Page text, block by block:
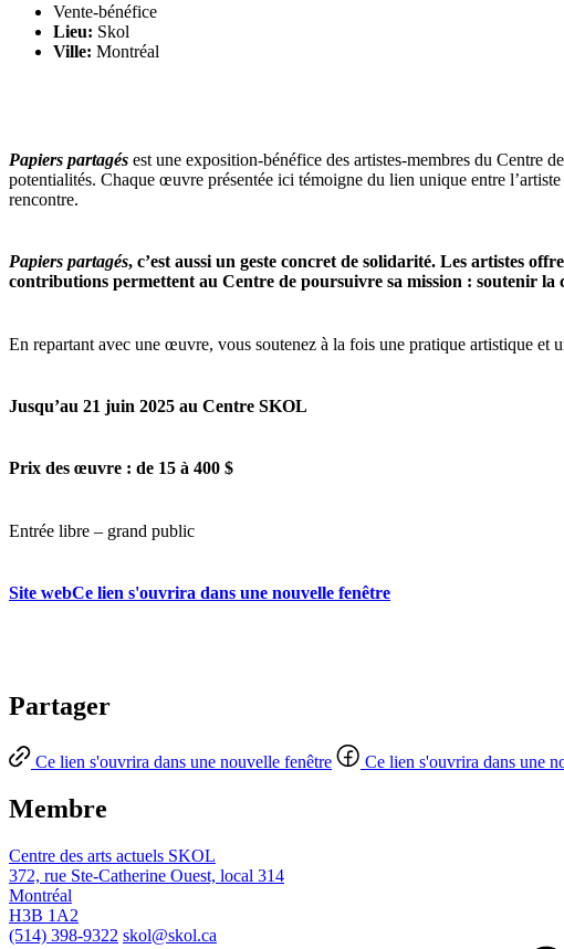
Vente-bénéfice
Lieu: Skol
Ville: Montréal
Papiers partagés est une exposition-bénéfice des artistes-membres du Centre
potentialités. Chaque œuvre présentée ici témoigne du lien unique entre
rencontre.
Papiers partagés, c’est aussi un geste concret de solidarité. Les artistes
contributions permettent au Centre de poursuivre sa mission : soutenir la
En repartant avec une œuvre, vous soutenez à la fois une pratique artistique et
Jusqu’au 21 juin 2025 au Centre SKOL
Prix des œuvre : de 15 à 400 $
Entrée libre – grand public
Site webCe lien s'ouvrira dans une nouvelle fenêtre
Partager
Ce lien s'ouvrira dans une nouvelle fenêtre Ce lien s'ouvrira dans une
Membre
Centre des arts actuels SKOL
372, rue Ste-Catherine Ouest, local 314
Montréal
H3B 1A2
(514) 398-9322 skol@skol.ca